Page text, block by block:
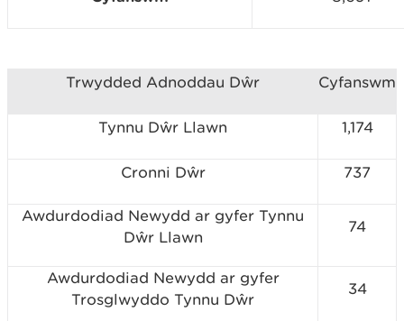
Trwydded Adnoddau Dŵr Cyfanswm
Tynnu Dŵr Llawn 1,174
Cronni Dŵr 737
Awdurdodiad Newydd ar gyfer Tynnu
Dŵr Llawn
74
Awdurdodiad Newydd ar gyfer
Trosglwyddo Tynnu Dŵr
34